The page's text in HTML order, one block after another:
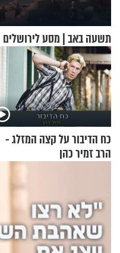
תשעה באב | מסע
כח הדיבור על קצה המזלג -
הרב זמיר כהן